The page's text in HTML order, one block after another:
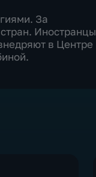
За
Иностранцы
в Центре